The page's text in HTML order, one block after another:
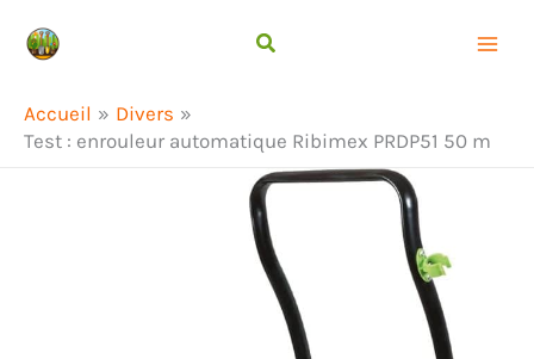
Accueil
Divers
Test : enrouleur automatique Ribimex PRDP51 50 m